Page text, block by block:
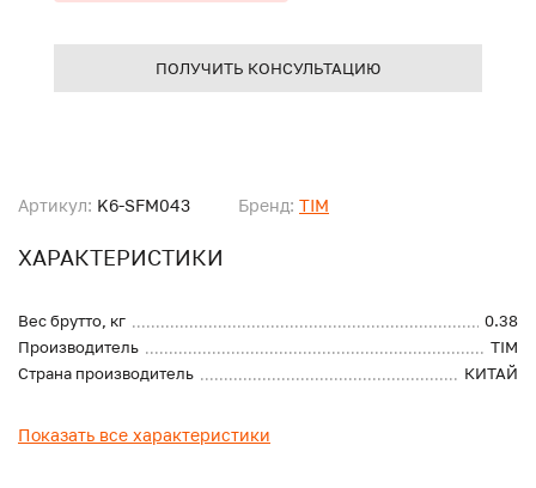
Артикул: K6-SFM043 Бренд: TIM
ХАРАКТЕРИСТИКИ
Вес брутто, кг
0.38
Производитель
TIM
Страна производитель
КИТАЙ
Показать все характеристики
ПОЛУЧИТЬ КОНСУЛЬТАЦИЮ